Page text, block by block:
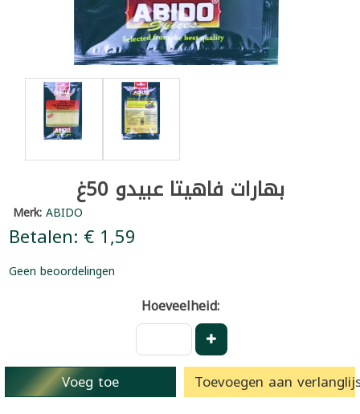
بهارات فاهيتا عبيدو 50غ
Merk:ABIDO
Betalen: € 1,59
Geen beoordelingen
Hoeveelheid:
Voeg toe Toevoegen aan